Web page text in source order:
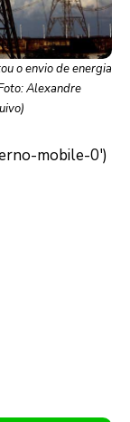
o envio de energia
Alexandre